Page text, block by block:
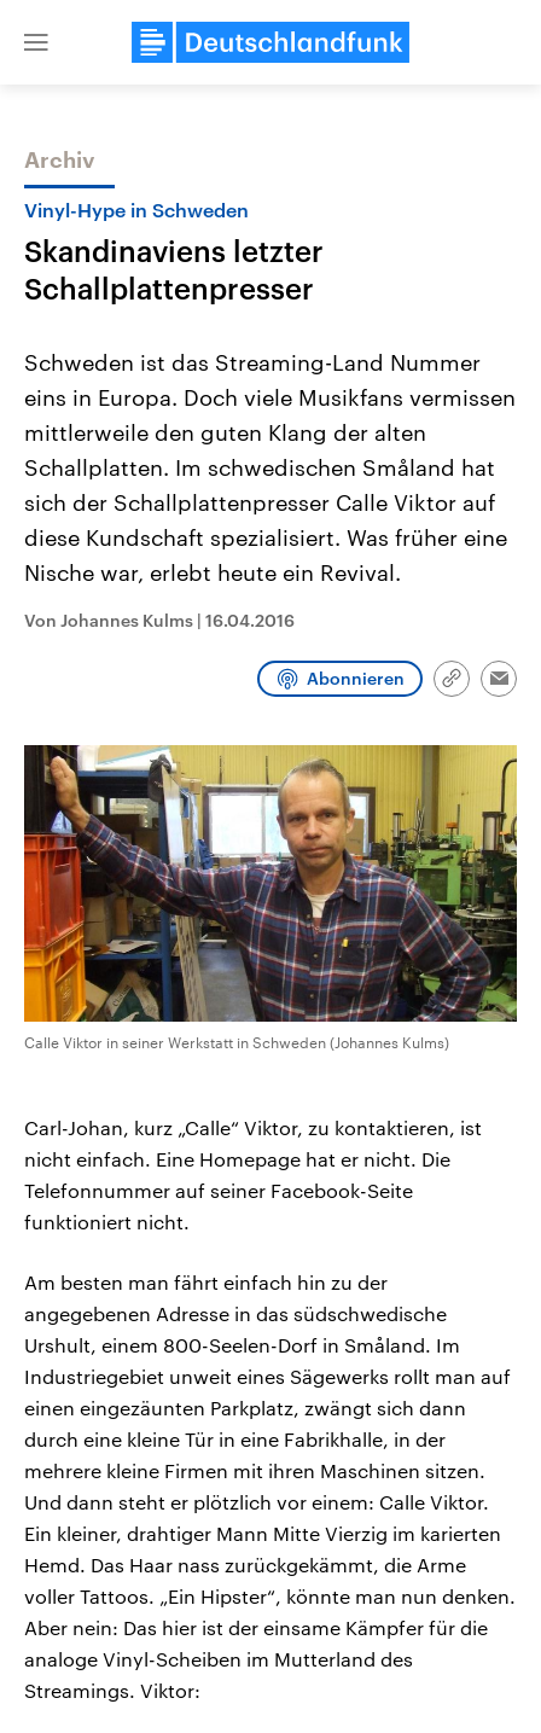
Close
Themen
Landtagswahl Sachsen-Anhalt
2026
Alle Informationen
Sachsen-Anhalt wählt am 6.
September 2026 einen neuen
Landtag. Seit 2021 wird das
Bundesland von einer Koalition aus
CDU, SPD und FDP regiert.-
Umfragen, Prognosen,
und Hintergründe zu den Parteien
und Kandidaten der anstehenden
USA
Aktuelle Beiträge,
Hintergründe
Wirtschaftlich und
gehören die Vereinigten
den mächtigsten Ländern
mit großem Einfluss auf
Sendungen Programm
Archiv
Vinyl-Hype in Schweden
Skandinaviens letzter
Schallplattenpresser
Schweden ist das Streaming-Land Nummer
eins in Europa. Doch viele Musikfans vermissen
mittlerweile den guten Klang der alten
Schallplatten. Im schwedischen Småland hat
sich der Schallplattenpresser Calle Viktor auf
diese Kundschaft spezialisiert. Was früher eine
Nische war, erlebt heute ein Revival.
Von Johannes Kulms | 16.04.2016
Abonnieren
Link
Calle Viktor in seiner Werkstatt in Schweden (Johannes Kulms)
Carl-Johan, kurz „Calle“ Viktor, zu kontaktieren, ist
nicht einfach. Eine Homepage hat er nicht. Die
Telefonnummer auf seiner Facebook-Seite
funktioniert nicht.
Am besten man fährt einfach hin zu der
angegebenen Adresse in das südschwedische
Urshult, einem 800-Seelen-Dorf in Småland. Im
Industriegebiet unweit eines Sägewerks rollt man auf
einen eingezäunten Parkplatz, zwängt sich dann
durch eine kleine Tür in eine Fabrikhalle, in der
mehrere kleine Firmen mit ihren Maschinen sitzen.
Und dann steht er plötzlich vor einem: Calle Viktor.
Ein kleiner, drahtiger Mann Mitte Vierzig im karierten
Hemd. Das Haar nass zurückgekämmt, die Arme
voller Tattoos. „Ein Hipster“, könnte man nun denken.
Aber nein: Das hier ist der einsame Kämpfer für die
analoge Vinyl-Scheiben im Mutterland des
Streamings. Viktor: